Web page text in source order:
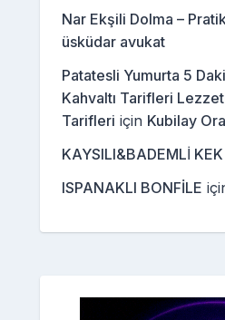
Nar Ekşili Dolma –
üsküdar avukat
Patatesli Yumurta 5
Kahvaltı Tarifleri
Tarifleri için Kubilay
KAYSILI&BADEMLİ KEK
ISPANAKLI BONFİLE